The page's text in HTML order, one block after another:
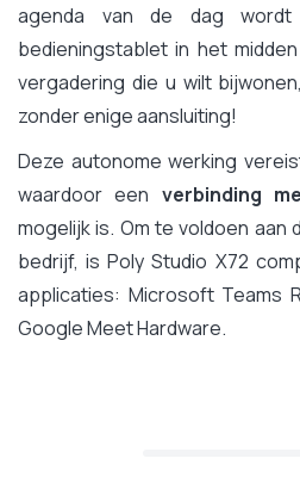
agenda van de dag
bedieningstablet in het
vergadering die u wilt
zonder enige aansluiting!
Deze autonome werking
waardoor een verbinding
mogelijk is. Om te voldoen aan
bedrijf, is Poly Studio X72
applicaties: Microsoft Teams
Google Meet Hardware.